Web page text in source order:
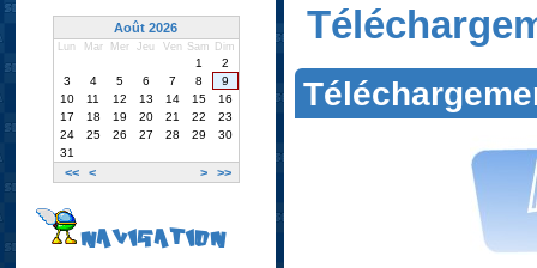
Août 2026
Lun Mar Mer Jeu Ven Sam Dim
<< < > >>
1
2
3
4 5 6 7 8
9
10
11 12 13 14 15
16
17
18 19 20 21 22
23
24
25 26 27 28 29
30
31
NAVIGATION